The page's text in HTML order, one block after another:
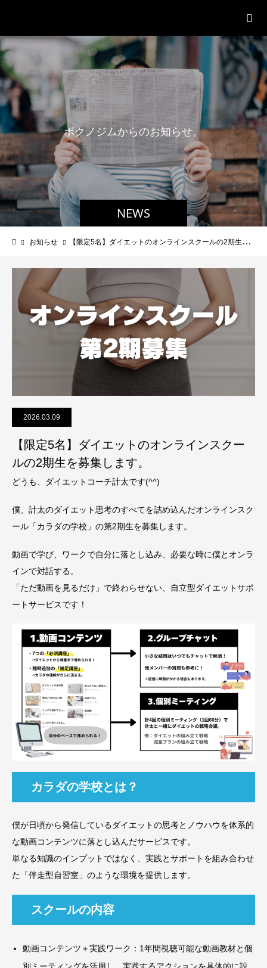
NEWS
ボクノジムからのお知らせ。
お知らせ 【限定5名】ダイエットのオンラインスクールの2期生を募集します。
2026.03.09
【限定5名】ダイエットのオンラインスクー
ルの2期生を募集します。
どうも、ダイエットコーチ計太です(^^)
僕、計太のダイエット思考のすべてを詰め込んだオンラインスク
ール「カラダの学校」の第2期生を募集します。
動画で学び、ワークで自分に落とし込み、必要な時に僕とオンラ
インで対話する。
「ただ動画を見るだけ」で終わらせない、自立型ダイエットサポ
ートサービスです！
カラダの学校とは？
僕が日頃から発信しているダイエットの思考とノウハウを体系的
な動画コンテンツに落とし込んだサービスです。
単なる知識のインプットではなく、実践とサポートを組み合わせ
た「伴走型自習室」のような環境を提供します。
スクールの内容
動画コンテンツ＋実践ワーク：1年間視聴可能な動画教材と個